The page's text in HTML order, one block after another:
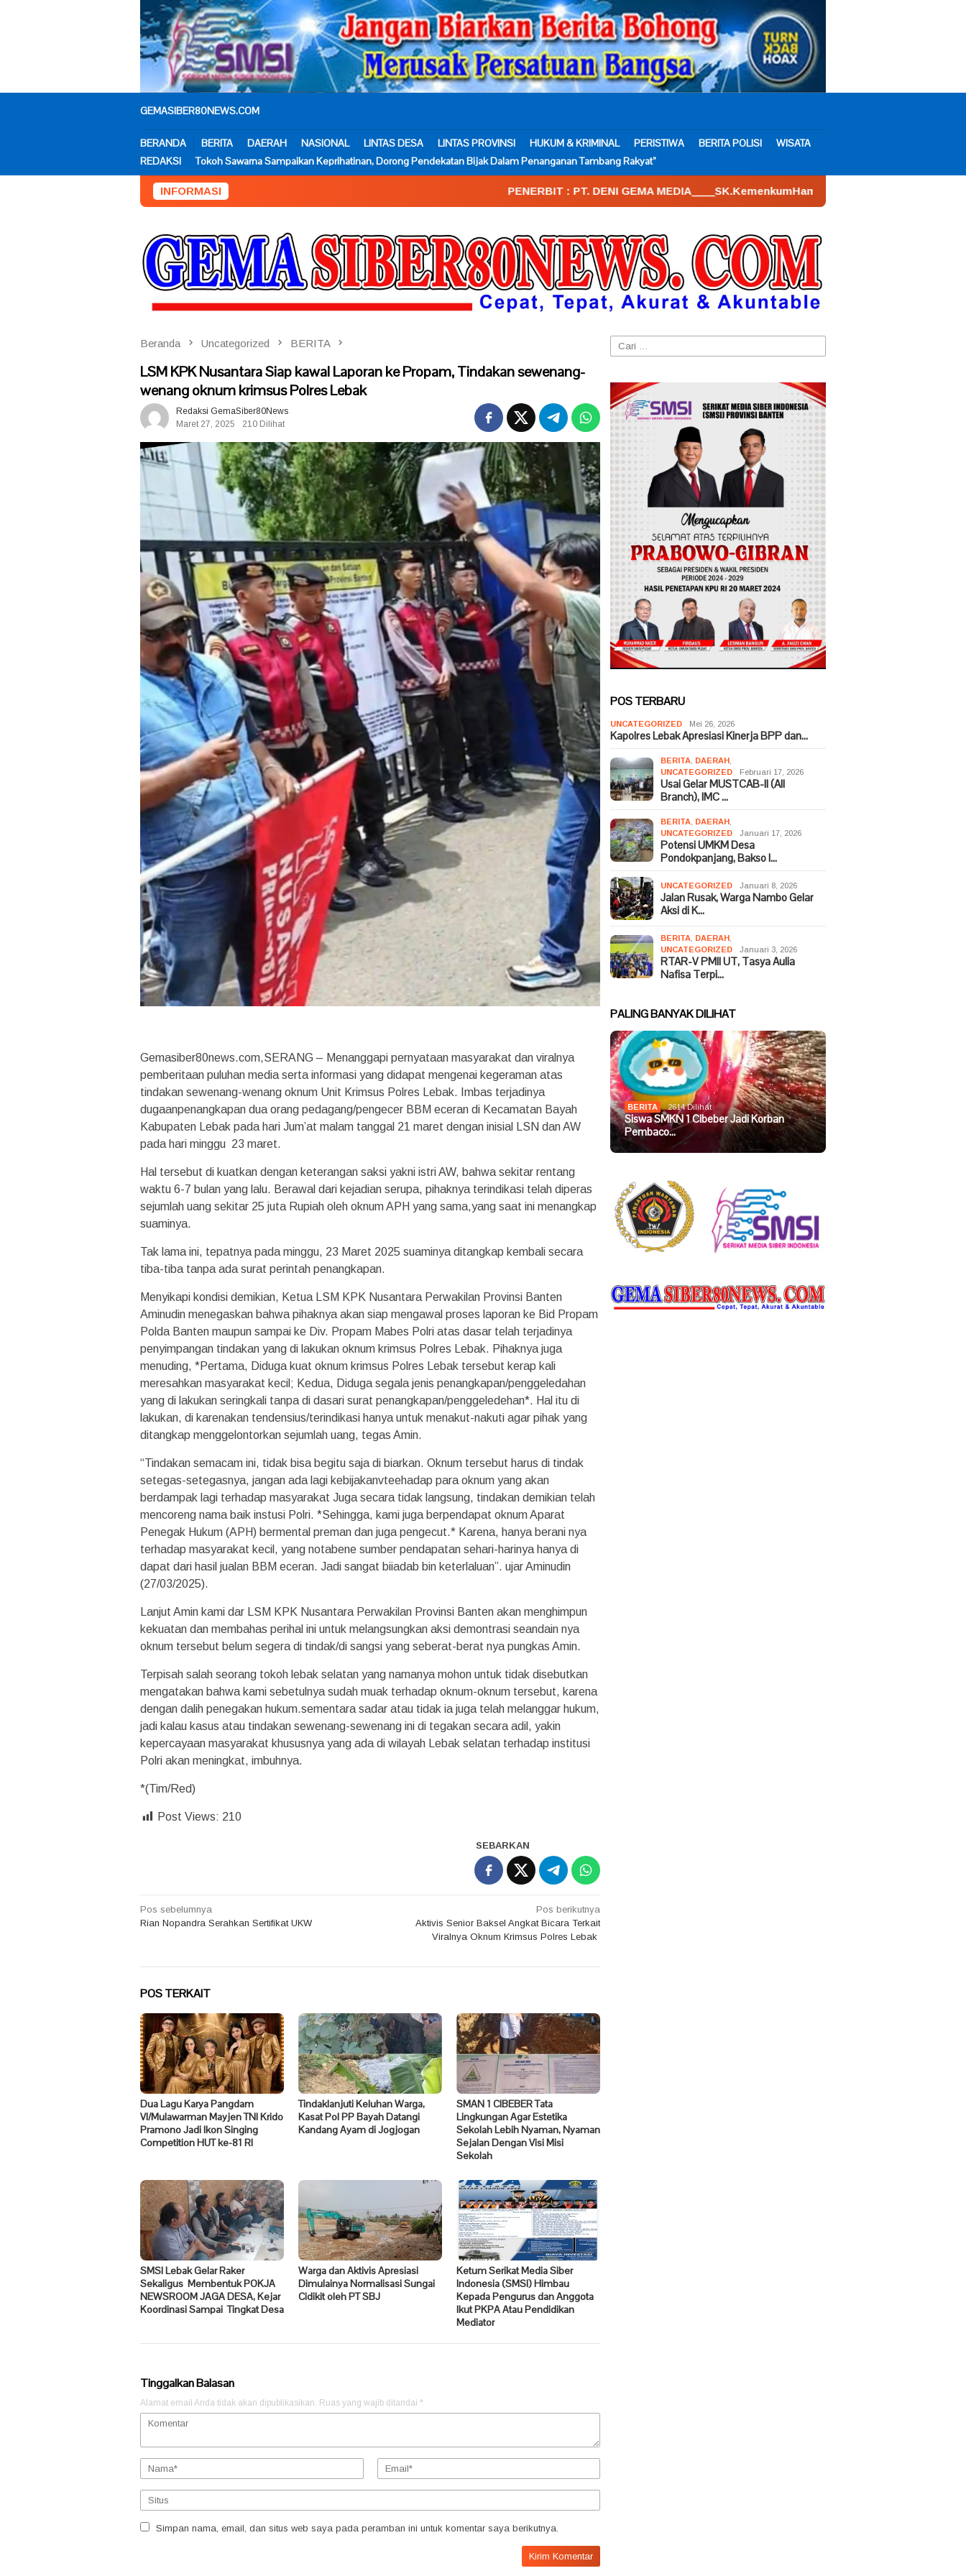
GEMASIBER80NEWS.COM
BERANDA BERITA DAERAH NASIONAL LINTAS DESA LINTAS PROVINSI HUKUM & KRIMINAL PERISTIWA BERITA POLISI
WISATA
REDAKSI
Tokoh Sawarna Sampaikan Keprihatinan, Dorong Pendekatan Bijak Dalam Penanganan Tambang Rakyat”
INFORMASI PENERBIT : PT. DENI GEMA MEDIA____SK.KemenkumHam : AHU – 026590.AH.01.30.___Tahun 2022.
Beranda Uncategorized BERITA
LSM KPK Nusantara Siap kawal Laporan ke Propam, Tindakan sewenang-
wenang oknum krimsus Polres Lebak
Redaksi GemaSiber80News
Maret 27, 2025
210 Dilihat
Gemasiber80news.com,SERANG – Menanggapi pernyataan masyarakat dan viralnya
pemberitaan puluhan media serta informasi yang didapat mengenai kegeraman atas
tindakan sewenang-wenang oknum Unit Krimsus Polres Lebak. Imbas terjadinya
dugaanpenangkapan dua orang pedagang/pengecer BBM eceran di Kecamatan Bayah
Kabupaten Lebak pada hari Jum’at malam tanggal 21 maret dengan inisial LSN dan AW
pada hari minggu 23 maret.
Hal tersebut di kuatkan dengan keterangan saksi yakni istri AW, bahwa sekitar rentang
waktu 6-7 bulan yang lalu. Berawal dari kejadian serupa, pihaknya terindikasi telah diperas
sejumlah uang sekitar 25 juta Rupiah oleh oknum APH yang sama,yang saat ini menangkap
suaminya.
Tak lama ini, tepatnya pada minggu, 23 Maret 2025 suaminya ditangkap kembali secara
tiba-tiba tanpa ada surat perintah penangkapan.
Menyikapi kondisi demikian, Ketua LSM KPK Nusantara Perwakilan Provinsi Banten
Aminudin menegaskan bahwa pihaknya akan siap mengawal proses laporan ke Bid Propam
Polda Banten maupun sampai ke Div. Propam Mabes Polri atas dasar telah terjadinya
penyimpangan tindakan yang di lakukan oknum krimsus Polres Lebak. Pihaknya juga
menuding, *Pertama, Diduga kuat oknum krimsus Polres Lebak tersebut kerap kali
meresahkan masyarakat kecil; Kedua, Diduga segala jenis penangkapan/penggeledahan
yang di lakukan seringkali tanpa di dasari surat penangkapan/penggeledehan*. Hal itu di
lakukan, di karenakan tendensius/terindikasi hanya untuk menakut-nakuti agar pihak yang
ditangkap menggelontorkan sejumlah uang, tegas Amin.
“Tindakan semacam ini, tidak bisa begitu saja di biarkan. Oknum tersebut harus di tindak
setegas-setegasnya, jangan ada lagi kebijakanvteehadap para oknum yang akan
berdampak lagi terhadap masyarakat Juga secara tidak langsung, tindakan demikian telah
mencoreng nama baik instusi Polri. *Sehingga, kami juga berpendapat oknum Aparat
Penegak Hukum (APH) bermental preman dan juga pengecut.* Karena, hanya berani nya
terhadap masyarakat kecil, yang notabene sumber pendapatan sehari-harinya hanya di
dapat dari hasil jualan BBM eceran. Jadi sangat biiadab bin keterlaluan”. ujar Aminudin
(27/03/2025).
Lanjut Amin kami dar LSM KPK Nusantara Perwakilan Provinsi Banten akan menghimpun
kekuatan dan membahas perihal ini untuk melangsungkan aksi demontrasi seandain nya
oknum tersebut belum segera di tindak/di sangsi yang seberat-berat nya pungkas Amin.
Terpisah salah seorang tokoh lebak selatan yang namanya mohon untuk tidak disebutkan
mengatakan bahwa kami sebetulnya sudah muak terhadap oknum-oknum tersebut, karena
dengan dalih penegakan hukum.sementara sadar atau tidak ia juga telah melanggar hukum,
jadi kalau kasus atau tindakan sewenang-sewenang ini di tegakan secara adil, yakin
kepercayaan masyarakat khususnya yang ada di wilayah Lebak selatan terhadap institusi
Polri akan meningkat, imbuhnya.
*(Tim/Red)
Post Views: 210
SEBARKAN
Navigasi
pos
Pos sebelumnya
Rian Nopandra Serahkan Sertifikat UKW
Pos berikutnya
Aktivis Senior Baksel Angkat Bicara Terkait
Viralnya Oknum Krimsus Polres Lebak
POS TERKAIT
Dua Lagu Karya Pangdam
VI/Mulawarman Mayjen TNI Krido
Pramono Jadi Ikon Singing
Competition HUT ke-81 RI
Tindaklanjuti Keluhan Warga,
Kasat Pol PP Bayah Datangi
Kandang Ayam di Jogjogan
SMAN 1 CIBEBER Tata
Lingkungan Agar Estetika
Sekolah Lebih Nyaman, Nyaman
Sejalan Dengan Visi Misi
Sekolah
SMSI Lebak Gelar Raker
Sekaligus Membentuk POKJA
NEWSROOM JAGA DESA, Kejar
Koordinasi Sampai Tingkat Desa
Warga dan Aktivis Apresiasi
Dimulainya Normalisasi Sungai
Cidikit oleh PT SBJ
Ketum Serikat Media Siber
Indonesia (SMSI) Himbau
Kepada Pengurus dan Anggota
Ikut PKPA Atau Pendidikan
Mediator
Tinggalkan Balasan
Alamat email Anda tidak akan dipublikasikan. Ruas yang wajib ditandai *
Simpan nama, email, dan situs web saya pada peramban ini untuk komentar saya berikutnya.
Cari
untuk:
POS TERBARU
UNCATEGORIZED Mei 26, 2026
Kapolres Lebak Apresiasi Kinerja BPP dan…
BERITA DAERAH
UNCATEGORIZED
Februari 17, 2026
Usai Gelar MUSTCAB-II (All
Branch), IMC …
BERITA DAERAH
UNCATEGORIZED
Januari 17, 2026
Potensi UMKM Desa
Pondokpanjang, Bakso I…
UNCATEGORIZED Januari 8, 2026
Jalan Rusak, Warga Nambo Gelar
Aksi di K…
BERITA DAERAH
UNCATEGORIZED
Januari 3, 2026
RTAR-V PMII UT, Tasya Aulia
Nafisa Terpi…
PALING BANYAK DILIHAT
BERITA 2614 Dilihat
Siswa SMKN 1 Cibeber Jadi Korban
Pembaco…